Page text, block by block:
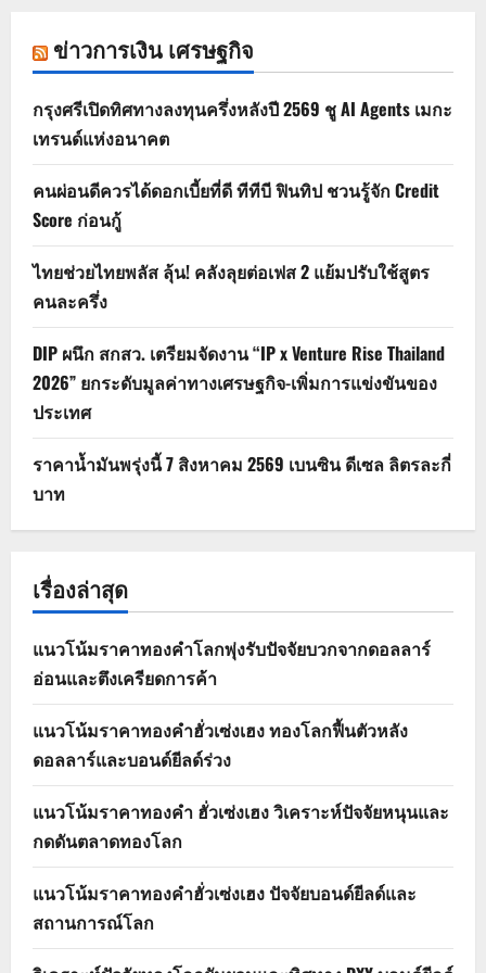
ข่าวการเงิน เศรษฐกิจ
กรุงศรีเปิดทิศทางลงทุนครึ่งหลังปี 2569 ชู AI Agents เมกะ
เทรนด์แห่งอนาคต
คนผ่อนดีควรได้ดอกเบี้ยที่ดี ทีทีบี ฟินทิป ชวนรู้จัก Credit
Score ก่อนกู้
ไทยช่วยไทยพลัส ลุ้น! คลังลุยต่อเฟส 2 แย้มปรับใช้สูตร
คนละครึ่ง
DIP ผนึก สกสว. เตรียมจัดงาน “IP x Venture Rise Thailand
2026” ยกระดับมูลค่าทางเศรษฐกิจ-เพิ่มการแข่งขันของ
ประเทศ
ราคาน้ำมันพรุ่งนี้ 7 สิงหาคม 2569 เบนซิน ดีเซล ลิตรละกี่
บาท
เรื่องล่าสุด
แนวโน้มราคาทองคำโลกพุ่งรับปัจจัยบวกจากดอลลาร์
อ่อนและตึงเครียดการค้า
แนวโน้มราคาทองคำฮั่วเซ่งเฮง ทองโลกฟื้นตัวหลัง
ดอลลาร์และบอนด์ยีลด์ร่วง
แนวโน้มราคาทองคำ ฮั่วเซ่งเฮง วิเคราะห์ปัจจัยหนุนและ
กดดันตลาดทองโลก
แนวโน้มราคาทองคำฮั่วเซ่งเฮง ปัจจัยบอนด์ยีลด์และ
สถานการณ์โลก